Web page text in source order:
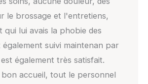
le brossage et l'entretiens,
qui lui avais la phobie des
également suivi maintenan par
également très satisfait.
accueil, tout le personnel